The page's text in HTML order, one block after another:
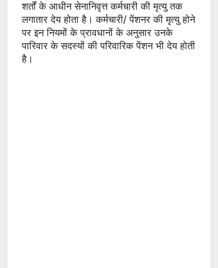
शर्तों के आधीन सेनानिवृत्त कर्मचारी की मृत्यु तक
लगातार देय होता है। कर्मचारी/ पेंशनर की मृत्यु होने
पर इन नियमों के प्रावधानों के अनुसार उनके
पारिवार के सदस्यों की परिवारिक पेंशन भी देय होती
है।